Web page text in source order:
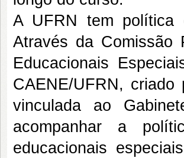
A UFRN tem política
Através da Comissão
Educacionais
CAENE/UFRN,
vinculada ao
acompanhar a
educacionais